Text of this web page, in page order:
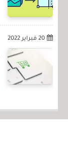
20 فبراير 2022